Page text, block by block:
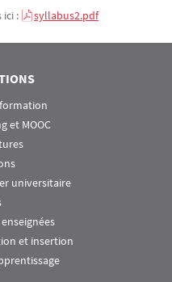
ici :
syllabus2.pdf
et MOOC
universitaire
et insertion